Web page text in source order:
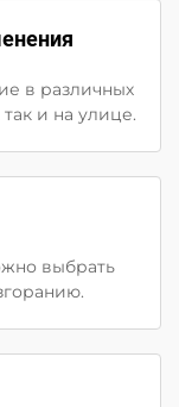
в различных
и на улице.
выбрать